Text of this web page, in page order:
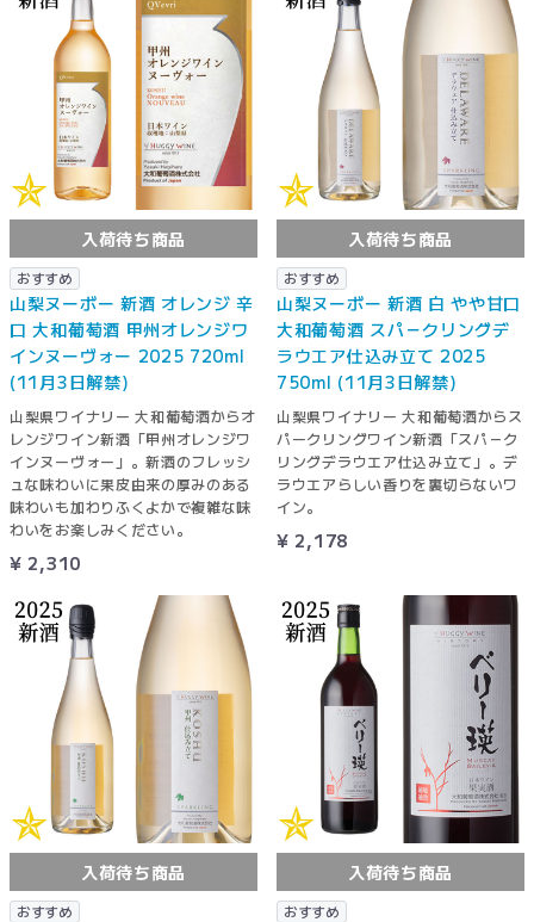
入荷待ち商品
おすすめ
山梨ヌーボー 新酒 オレンジ 辛
口 大和葡萄酒 甲州オレンジワ
インヌーヴォー 2025 720ml
(11月3日解禁)
山梨県ワイナリー 大和葡萄酒からオ
レンジワイン新酒「甲州オレンジワ
インヌーヴォー」。新酒のフレッシ
ュな味わいに果皮由来の厚みのある
味わいも加わりふくよかで複雑な味
わいをお楽しみください。
¥ 2,310
入荷待ち商品
おすすめ
山梨ヌーボー 新酒 白 やや甘口
大和葡萄酒 スパ－クリングデ
ラウエア仕込み立て 2025
750ml (11月3日解禁)
山梨県ワイナリー 大和葡萄酒からス
パークリングワイン新酒「スパ－ク
リングデラウエア仕込み立て」。デ
ラウエアらしい香りを裏切らないワ
イン。
¥ 2,178
入荷待ち商品
おすすめ
入荷待ち商品
おすすめ